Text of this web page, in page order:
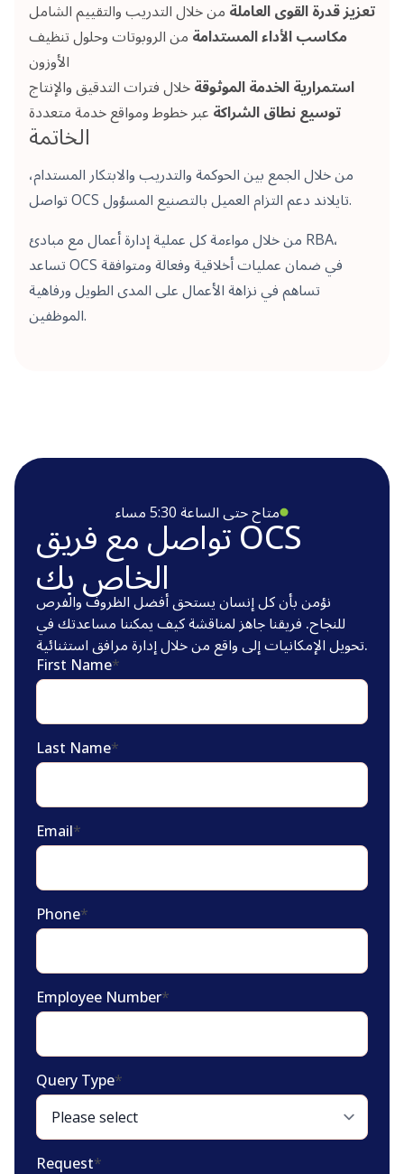
تعزيز قدرة القوى العاملة من خلال التدريب والتقييم الشامل
مكاسب الأداء المستدامة من الروبوتات وحلول تنظيف
الأوزون
استمرارية الخدمة الموثوقة خلال فترات التدقيق والإنتاج
توسيع نطاق الشراكة عبر خطوط ومواقع خدمة متعددة
الخاتمة
من خلال الجمع بين الحوكمة والتدريب والابتكار المستدام،
تواصل OCS تايلاند دعم التزام العميل بالتصنيع المسؤول.
من خلال مواءمة كل عملية إدارة أعمال مع مبادئ RBA،
تساعد OCS في ضمان عمليات أخلاقية وفعالة ومتوافقة
تساهم في نزاهة الأعمال على المدى الطويل ورفاهية
الموظفين.
متاح حتى الساعة 5:30 مساء
تواصل مع فريق OCS
الخاص بك
نؤمن بأن كل إنسان يستحق أفضل الظروف والفرص
للنجاح. فريقنا جاهز لمناقشة كيف يمكننا مساعدتك في
تحويل الإمكانيات إلى واقع من خلال إدارة مرافق استثنائية.
First Name*
Last Name*
Email*
Phone*
Employee Number*
Query Type*
Request*